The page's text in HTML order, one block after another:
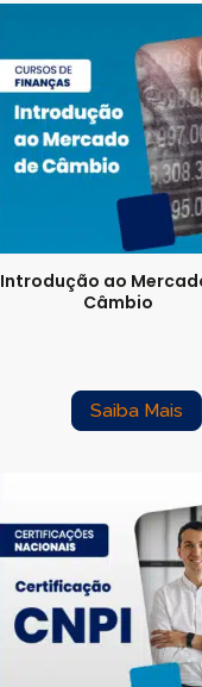
Introdução ao
Câmbio
Saiba Mais